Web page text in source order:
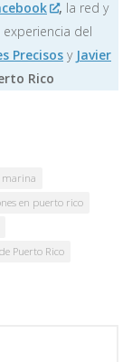
, la red y
del
Precisos y Javier
Rico
marina
en puerto rico
Puerto Rico